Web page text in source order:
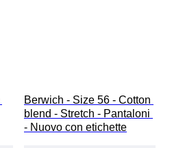
Berwich - Size 56 - Cotton
blend - Stretch - Pantaloni
- Nuovo con etichette